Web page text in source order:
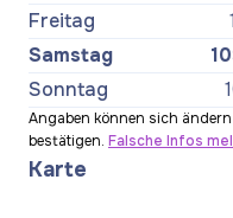
Freitag
Samstag
Sonntag
Angaben können sich
bestätigen. Falsche Infos
Karte